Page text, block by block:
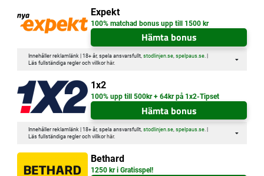
Expekt
100% matchad bonus upp till 1500 kr
Hämta bonus
Innehåller reklamlänk | 18+ år, spela ansvarsfullt, stodlinjen.se, spelpaus.se. |
Läs fullständiga regler och villkor här.
1x2
100% upp till 500kr + 64kr på 1x2-Tipset
Hämta bonus
Innehåller reklamlänk | 18+ år, spela ansvarsfullt, stodlinjen.se, spelpaus.se. |
Läs fullständiga regler och villkor här.
Bethard
1250 kr i Gratisspel!